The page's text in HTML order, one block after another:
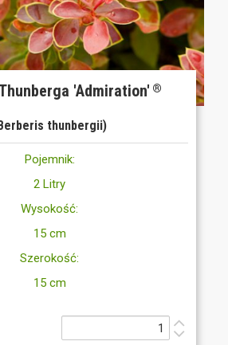
'Admiration' ®
thunbergii)
Pojemnik:
2 Litry
Wysokość:
15 cm
Szerokość:
15 cm